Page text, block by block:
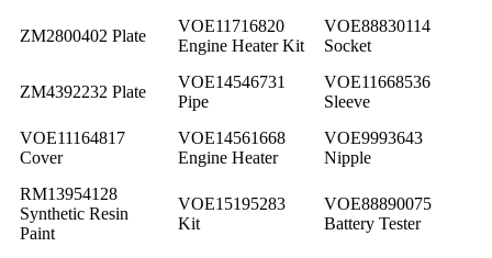
ZM2800402 Plate
VOE11716820
Engine Heater Kit
VOE88830114
Socket
ZM4392232 Plate
VOE14546731
Pipe
VOE11668536
Sleeve
VOE11164817
Cover
VOE14561668
Engine Heater
VOE9993643
Nipple
RM13954128
Synthetic Resin
Paint
VOE15195283
Kit
VOE88890075
Battery Tester